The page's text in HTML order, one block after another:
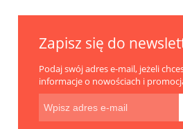
Zapisz się do
Podaj swój adres e-mail, jeżeli
informacje o nowościach i